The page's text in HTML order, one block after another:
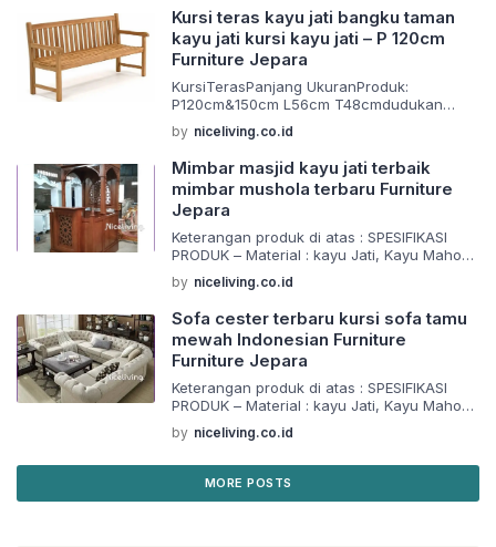
melengkapi rumah anda Barang di buat
menggunakan material yang berkualitas
dan juga dikerjakan oleh tangan tangan ahli
yang sudah berpegalaman dalam
pembuatan mebel dan pewarnaan […]
Kursi teras kayu jati bangku taman
kayu jati kursi kayu jati – P 120cm
Furniture Jepara
KursiTerasPanjang UkuranProduk:
P120cm&150cm L56cm T48cmdudukan
Bahan:KayuJati Finishing:Natural
PengerjaanRapi,Awet,Kuat,Kokoh&TahanLa
ma
Packingmenggunakankardusyangtebaluntu
kkeamananselamadalampengiriman
BarangYangKamiBuatMenggunakanMaterial
KualitasTerbaik
BarangYangKamiBuatDiKerjakanOlehOrang-
ngPembuatanMebeldanPewarnaanFinishing
BarangYangKamiJualAdalahProdukMebel/F
urnitureKualitasTerbaik Bisa Custom Produk
Ukuran & Warna Harga Lebih Murah Karena
Kami Langsung Pengrajin (Tangan Pertama)
Pengiriman:
&T/Tiki/Pos
nJasaEkspedisiTrukmaupunpickupdariJepar
by niceliving.co.id
Mimbar masjid kayu jati terbaik
mimbar mushola terbaru Furniture
Jepara
Keterangan produk di atas : SPESIFIKASI
PRODUK – Material : kayu Jati, Kayu Mahoni
natural ,walnut dan duco atau sesuai yang
anda inginkan – Packing : Menggunakan 2
lapis kertas single fish dan kardus tebal
Barang di buat menggunakan material yang
berkualitas dan juga dikerjakan oleh tangan
by niceliving.co.id
Sofa cester terbaru kursi sofa tamu
mewah Indonesian Furniture
Furniture Jepara
Keterangan produk di atas : SPESIFIKASI
PRODUK – Material : kayu Jati, Kayu Mahoni
natural ,walnut dan duco atau sesuai yang
lapis kertas single fish dan kardus tebal
by niceliving.co.id
MORE POSTS